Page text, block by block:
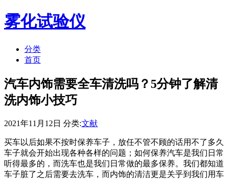
雾化试验仪
分类
首页
汽车内饰需要全车清洗吗？5分钟了解清
洗内饰小技巧
2021年11月12日 分类:文献
买车以后如果不按时保养车子，放任不管不顾的话用不了多久
车子就会开始出现各种各样的问题；如何保养汽车是我们日常
听得最多的，而洗车也是我们日常做的最多保养。我们都知道
车子脏了之后需要去洗车，而内饰的清洁更是关乎到我们用车